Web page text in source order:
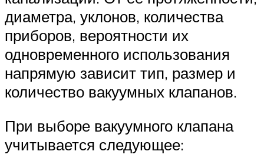
диаметра, уклонов, количества
приборов, вероятности их
одновременного использования
напрямую зависит тип, размер и
количество вакуумных клапанов.
При выборе вакуумного клапана
учитывается следующее: